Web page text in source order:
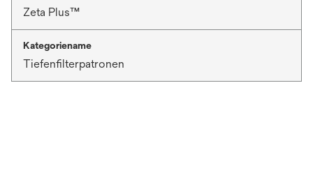
Zeta Plus™
Kategoriename
Tiefenfilterpatronen